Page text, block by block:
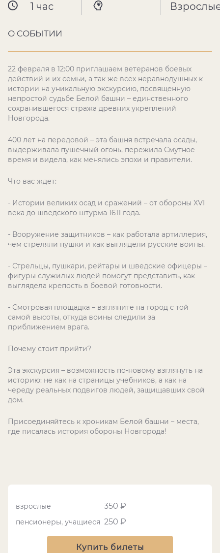
1 час
О СОБЫТИИ
22 февраля в 12:00 приглашаем ветеранов боевых
действий и их семьи, а так же всех неравнодушных к
истории на уникальную экскурсию, посвященную
непростой судьбе Белой башни – единственного
сохранившегося стража древних укреплений
Новгорода.
400 лет на передовой – эта башня встречала осады,
выдерживала пушечный огонь, пережила Смутное
время и видела, как менялись эпохи и правители.
Что вас ждет:
- Истории великих осад и сражений – от обороны XVI
века до шведского штурма 1611 года.
- Вооружение защитников – как работала артиллерия,
чем стреляли пушки и как выглядели русские воины.
- Стрельцы, пушкари, рейтары и шведские офицеры –
фигуры служилых людей помогут представить, как
выглядела крепость в боевой готовности.
- Смотровая площадка – взгляните на город с той
самой высоты, откуда воины следили за
приближением врага.
Почему стоит прийти?
Эта экскурсия – возможность по-новому взглянуть на
историю: не как на страницы учебников, а как на
череду реальных подвигов людей, защищавших свой
дом.
Присоединяйтесь к хроникам Белой башни – места,
где писалась история обороны Новгорода!
взрослые 350 ₽
пенсионеры, учащиеся 250 ₽
Купить билеты